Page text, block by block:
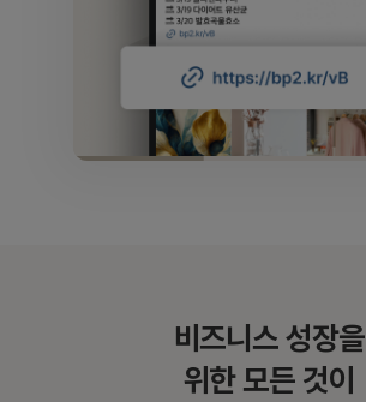
비즈니스 성장을
위한 모든 것이